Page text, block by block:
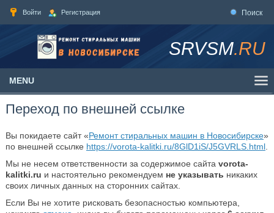
Войти Регистрация Поиск
SRVSM.RU
MENU
Переход по внешней ссылке
Вы покидаете сайт «Ремонт стиральных машин в Новосибирске»
по внешней ссылке https://vorota-kalitki.ru/8GlD1iS/J5GVRLS.html.
Мы не несем ответственности за содержимое сайта vorota-
kalitki.ru и настоятельно рекомендуем не указывать никаких
своих личных данных на сторонних сайтах.
Если Вы не хотите рисковать безопасностью компьютера,